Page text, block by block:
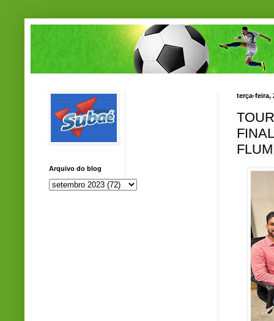
terça-feira,
Arquivo do blog